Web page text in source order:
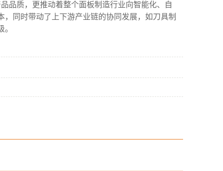
品质，更推动着整个面板制造行业向智能化、自
同时带动了上下游产业链的协同发展，如刀具制